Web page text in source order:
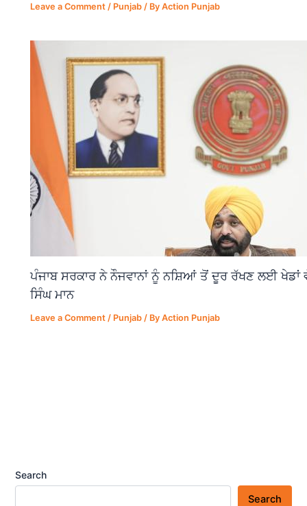
Leave a Comment / Punjab / ByAction Punjab
ਪੰਜਾਬ ਸਰਕਾਰ ਨੇ ਨੌਜਵਾਨਾਂ ਨੂੰ ਨਸ਼ਿਆਂ ਤੋਂ ਦੂਰ ਰੱਖਣ ਲਈ ਖੇਡਾਂ
ਸਿੰਘ ਮਾਨ
Leave a Comment / Punjab / ByAction Punjab
Search
Search